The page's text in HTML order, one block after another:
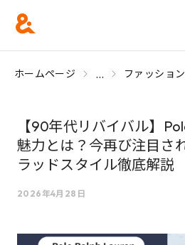
ホームページ ... ファッション
【90年代リバイバル】
魅力とは？今再び注目さ
ラッドスタイル徹底解説
2026年4月28日